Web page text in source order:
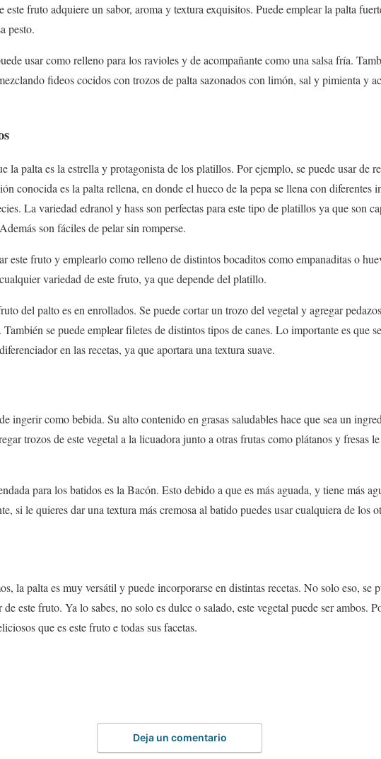
este fruto adquiere un sabor, aroma y textura exquisitos. Puede emplear la palta
pesto.
usar como relleno para los ravioles y de acompañante como una salsa fría.
fideos cocidos con trozos de palta sazonados con limón, sal y pimienta y
la palta es la estrella y protagonista de los platillos. Por ejemplo, se puede usar de
conocida es la palta rellena, en donde el hueco de la pepa se llena con diferentes
La variedad edranol y hass son perfectas para este tipo de platillos ya que son
son fáciles de pelar sin romperse.
este fruto y emplearlo como relleno de distintos bocaditos como empanaditas o
variedad de este fruto, ya que depende del platillo.
del palto es en enrollados. Se puede cortar un trozo del vegetal y agregar
se puede emplear filetes de distintos tipos de canes. Lo importante es que
en las recetas, ya que aportara una textura suave.
ingerir como bebida. Su alto contenido en grasas saludables hace que sea un
trozos de este vegetal a la licuadora junto a otras frutas como plátanos y fresas
para los batidos es la Bacón. Esto debido a que es más aguada, y tiene más
si le quieres dar una textura más cremosa al batido puedes usar cualquiera de los
la palta es muy versátil y puede incorporarse en distintas recetas. No solo eso, se
este fruto. Ya lo sabes, no solo es dulce o salado, este vegetal puede ser ambos.
que es este fruto e todas sus facetas.
Deja un comentario